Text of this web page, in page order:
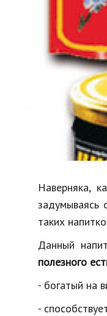
Образование
В мире
Культура
Авто, мото
Знаменитости
Наверняка,
задумываясь
таких
Данный
полезного
- богатый на
-